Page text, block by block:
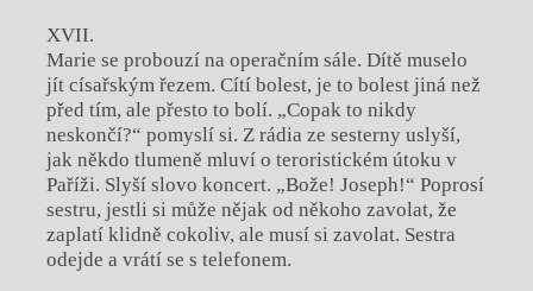
XVII.
Marie se probouzí na operačním sále. Dítě muselo
jít císařským řezem. Cítí bolest, je to bolest jiná než
před tím, ale přesto to bolí. „Copak to nikdy
neskončí?“ pomyslí si. Z rádia ze sesterny uslyší,
jak někdo tlumeně mluví o teroristickém útoku v
Paříži. Slyší slovo koncert. „Bože! Joseph!“ Poprosí
sestru, jestli si může nějak od někoho zavolat, že
zaplatí klidně cokoliv, ale musí si zavolat. Sestra
odejde a vrátí se s telefonem.